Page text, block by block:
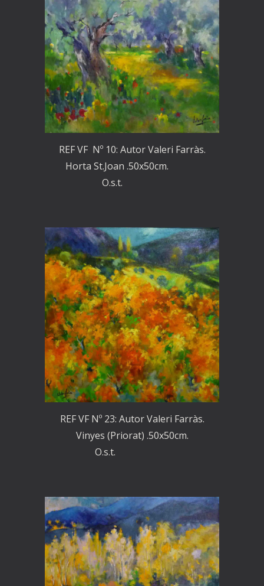
REF VF Nº 10: Autor Valeri Farràs.
Horta St.Joan .50x50cm.
O.s.t.
REF VF Nº 23: Autor Valeri Farràs.
Vinyes (Priorat) .50x50cm.
O.s.t.